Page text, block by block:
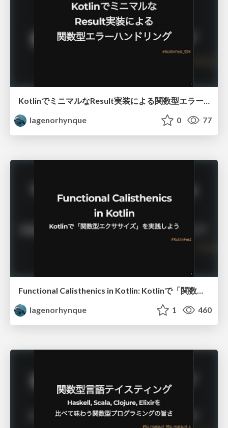
KotlinでミニマルなResult実装による関数型エラーハンドリング
lagenorhynque
0 77
Functional Calisthenics in Kotlin: Kotlinで「関数型エクササイズ」を実践しよう
lagenorhynque
1 460